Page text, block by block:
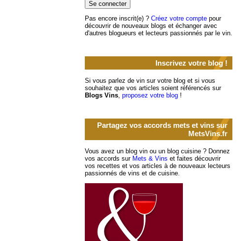
Pas encore inscrit(e) ? Créez votre comptepour
découvrir de nouveaux blogs et échanger avec
d'autres blogueurs et lecteurs passionnés par le vin.
Inscrivez votre blog !
Si vous parlez de vin sur votre blog et si vous
souhaitez que vos articles soient référencés sur
Blogs Vins, proposez votre blog!
Partagez vos accords mets et vins sur
MetsVins.fr
Vous avez un blog vin ou un blog cuisine ? Donnez
vos accords sur Mets & Vins et faites découvrir
vos recettes et vos articles à de nouveaux lecteurs
passionnés de vins et de cuisine.